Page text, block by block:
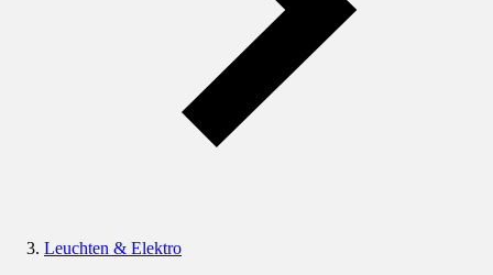
Leuchten & Elektro